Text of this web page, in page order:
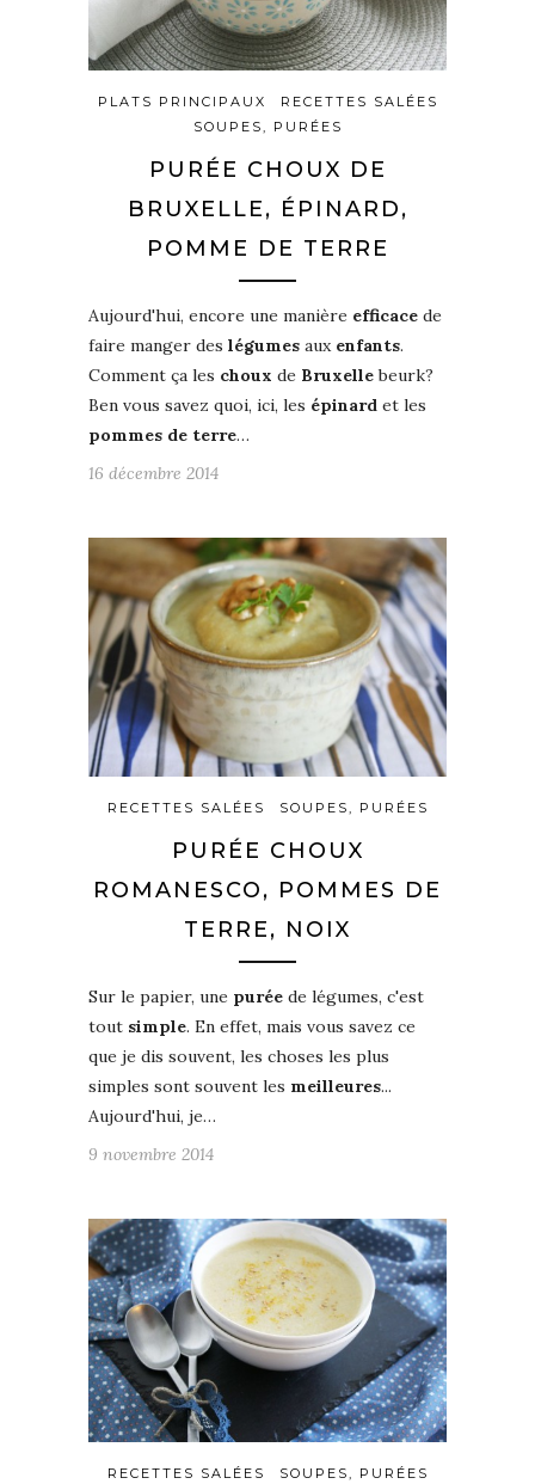
PLATS PRINCIPAUX
RECETTES SALÉES
SOUPES, PURÉES
PURÉE CHOUX DE
BRUXELLE, ÉPINARD,
POMME DE TERRE
Aujourd'hui, encore une manière efficace de
faire manger des légumes aux enfants.
Comment ça les choux de Bruxellebeurk?
Ben vous savez quoi, ici, les épinard et les
pommes de terre…
16 décembre 2014
RECETTES SALÉES SOUPES, PURÉES
PURÉE CHOUX
ROMANESCO, POMMES DE
TERRE, NOIX
Sur le papier, une purée de légumes, c'est
tout simple. En effet, mais vous savez ce
que je dis souvent, les choses les plus
simples sont souvent les meilleures...
Aujourd'hui, je…
9 novembre 2014
RECETTES SALÉES SOUPES, PURÉES